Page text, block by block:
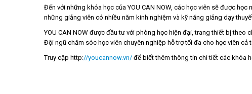
Đến với những khóa học của YOU CAN NOW, các học viên sẽ được
những giảng viên có nhiều năm kinh nghiệm và kỹ năng giảng dạy
YOU CAN NOW được đầu tư với phòng học hiện đại, trang thiết bị
Đội ngũ chăm sóc học viên chuyên nghiệp hỗ trợ tối đa cho học viên cả
Truy cập http://youcannow.vn/ để biết thêm thông tin chi tiết các khóa